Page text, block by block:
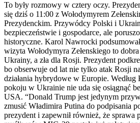
To były rozmowy w cztery oczy.
się dziś o 11:00 z Wołodymyrem
Prezydenckim. Przywódcy Polski i
bezpieczeństwie i gospodarce, ale
historyczne. Karol Nawrocki
wizyta Wołodymyra Zełenskiego to
Ukrainy, a zła dla Rosji. Prezydent
bo obserwuje od lat nie tylko atak Rosji
działania hybrydowe w Europie.
pokoju w Ukrainie nie uda się osiągnąć
USA. “Donald Trump jest jedynym
zmusić Władimira Putina do podpisania
prezydent i zapewnił również, że sprawa